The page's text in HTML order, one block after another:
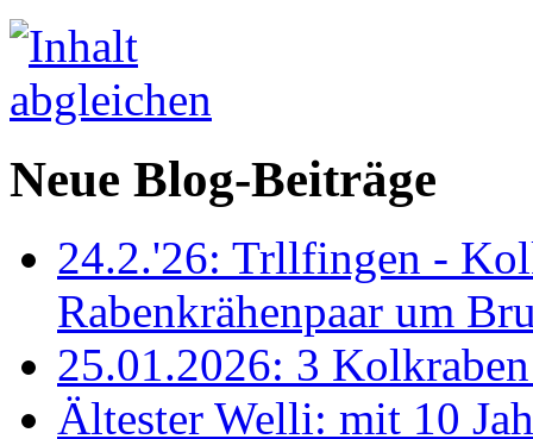
Neue Blog-Beiträge
24.2.'26: Trllfingen -
Rabenkrähenpaar um
25.01.2026: 3
Ältester Welli: mit 10